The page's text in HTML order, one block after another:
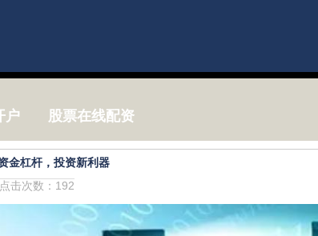
户 股票在线配资
金杠杆，投资新利器
击次数：192